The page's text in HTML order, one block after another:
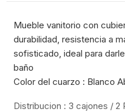
Mueble vanitorio con
durabilidad, resistencia a
sofisticado, ideal para
baño
Color del cuarzo : Blanco
Distribucion : 3 cajones / 2